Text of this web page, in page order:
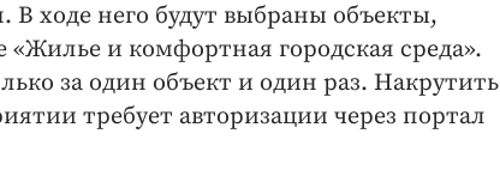
В ходе него будут выбраны объекты,
и комфортная городская среда».
за один объект и один раз. Накрутить
требует авторизации через портал